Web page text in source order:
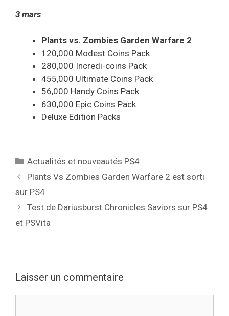
3 mars
Plants vs. Zombies Garden Warfare 2
120,000 Modest Coins Pack
280,000 Incredi-coins Pack
455,000 Ultimate Coins Pack
56,000 Handy Coins Pack
630,000 Epic Coins Pack
Deluxe Edition Packs
Catégories
Actualités et nouveautés PS4
Plants Vs Zombies Garden Warfare 2 est sorti
sur PS4
Test de Dariusburst Chronicles Saviors sur PS4
et PSVita
Laisser un commentaire